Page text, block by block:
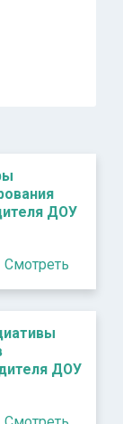
ДОУ
Смотреть
ДОУ